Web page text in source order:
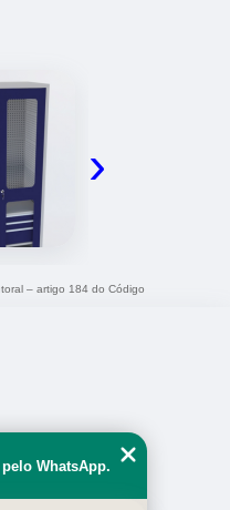
›
– artigo 184 do Código
WhatsApp.